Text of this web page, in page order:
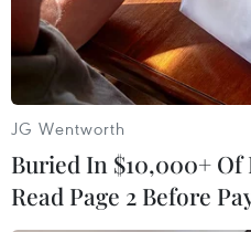
Theo dõi VietnamPlus
JG Wentworth
Buried In $10,000+
Read Page 2 Before